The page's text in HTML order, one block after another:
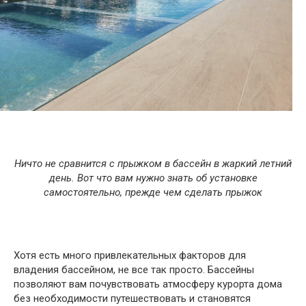
Ничто не сравнится с прыжком в бассейн в жаркий летний
день. Вот что вам нужно знать об установке
самостоятельно, прежде чем сделать прыжок
Хотя есть много привлекательных факторов для
владения бассейном, не все так просто. Бассейны
позволяют вам почувствовать атмосферу курорта дома
без необходимости путешествовать и становятся